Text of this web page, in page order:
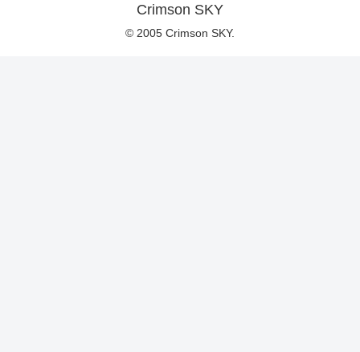
Crimson SKY
© 2005 Crimson SKY.